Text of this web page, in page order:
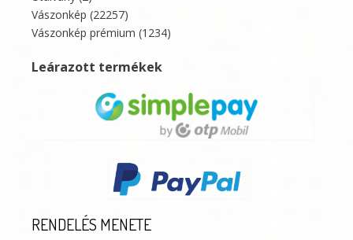
Vászonkép (22257)
Vászonkép prémium (1234)
Leárazott termékek
RENDELÉS MENETE